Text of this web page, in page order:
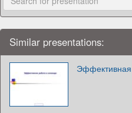
Similar presentations: